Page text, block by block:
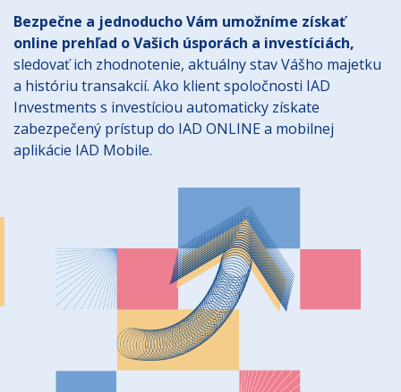
Bezpečne a jednoducho Vám umožníme získať
online prehľad o Vašich úsporách a investíciách,
sledovať ich zhodnotenie, aktuálny stav Vášho majetku
a históriu transakcií. Ako klient spoločnosti IAD
Investments s investíciou automaticky získate
zabezpečený prístup do IAD ONLINE a mobilnej
aplikácie IAD Mobile.